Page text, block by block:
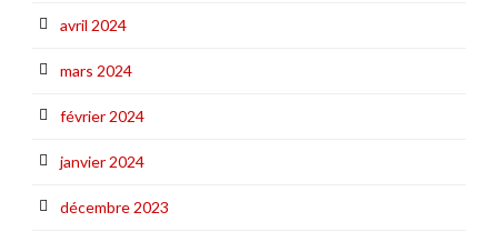
avril 2024
mars 2024
février 2024
janvier 2024
décembre 2023